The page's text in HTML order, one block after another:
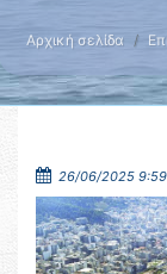
Αρχική σελίδα
26/06/2025